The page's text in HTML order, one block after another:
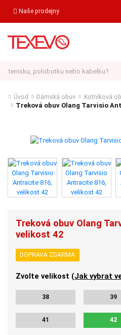
Naše prodejny
Úvod Dámská obuv Kotníková
Treková obuv Olang Tarvisio
Treková obuv Olang
velikost 42
DOPRAVA ZDARMA
Zvolte velikost (Jak vybrat
38 39
41 42